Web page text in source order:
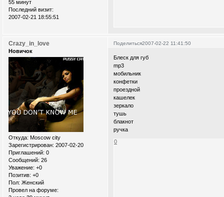
55 минут
Последний визит:
2007-02-21 18:55:51
Поделиться2007-02-22 11:41:50
Crazy_in_love
Новичок
Откуда: Moscow city
Зарегистрирован: 2007-02-20
Приглашений: 0
Сообщений: 26
Уважение: +0
Позитив: +0
Пол: Женский
Провел на форуме:
Блеск для губ
mp3
мобильник
конфетки
проездной
кашелек
зеркало
тушь
блакнот
ручка
0